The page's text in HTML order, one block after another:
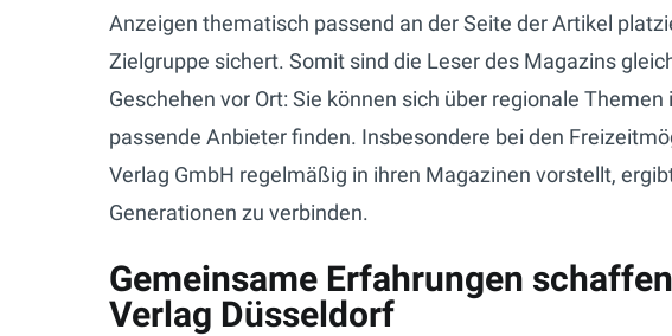
Anzeigen thematisch passend an der Seite der Artikel
Zielgruppe sichert. Somit sind die Leser des Magazins
Geschehen vor Ort: Sie können sich über regionale
passende Anbieter finden. Insbesondere bei den
Verlag GmbH regelmäßig in ihren Magazinen vorstellt,
Generationen zu verbinden.
Gemeinsame Erfahrungen
Verlag Düsseldorf